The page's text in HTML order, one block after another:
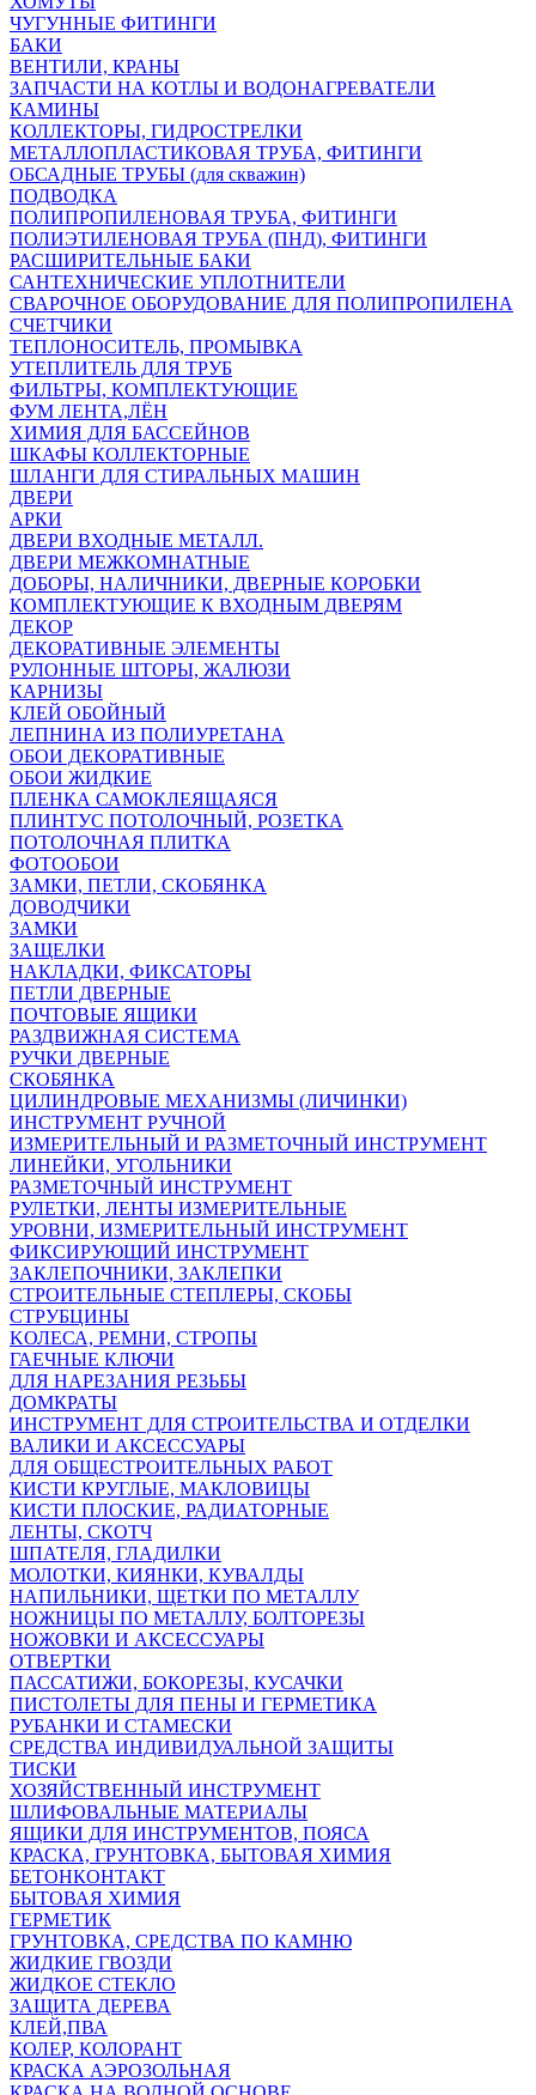
ЧУГУННЫЕ ФИТИНГИ
БАКИ
ВЕНТИЛИ, КРАНЫ
ЗАПЧАСТИ НА КОТЛЫ И ВОДОНАГРЕВАТЕЛИ
КАМИНЫ
КОЛЛЕКТОРЫ, ГИДРОСТРЕЛКИ
МЕТАЛЛОПЛАСТИКОВАЯ ТРУБА, ФИТИНГИ
ОБСАДНЫЕ ТРУБЫ (для скважин)
ПОДВОДКА
ПОЛИПРОПИЛЕНОВАЯ ТРУБА, ФИТИНГИ
ПОЛИЭТИЛЕНОВАЯ ТРУБА (ПНД), ФИТИНГИ
РАСШИРИТЕЛЬНЫЕ БАКИ
САНТЕХНИЧЕСКИЕ УПЛОТНИТЕЛИ
СВАРОЧНОЕ ОБОРУДОВАНИЕ ДЛЯ ПОЛИПРОПИЛЕНА
СЧЕТЧИКИ
ТЕПЛОНОСИТЕЛЬ, ПРОМЫВКА
УТЕПЛИТЕЛЬ ДЛЯ ТРУБ
ФИЛЬТРЫ, КОМПЛЕКТУЮЩИЕ
ФУМ ЛЕНТА,ЛЁН
ХИМИЯ ДЛЯ БАССЕЙНОВ
ШКАФЫ КОЛЛЕКТОРНЫЕ
ШЛАНГИ ДЛЯ СТИРАЛЬНЫХ МАШИН
ДВЕРИ
АРКИ
ДВЕРИ ВХОДНЫЕ МЕТАЛЛ.
ДВЕРИ МЕЖКОМНАТНЫЕ
ДОБОРЫ, НАЛИЧНИКИ, ДВЕРНЫЕ КОРОБКИ
КОМПЛЕКТУЮЩИЕ К ВХОДНЫМ ДВЕРЯМ
ДЕКОР
ДЕКОРАТИВНЫЕ ЭЛЕМЕНТЫ
РУЛОННЫЕ ШТОРЫ, ЖАЛЮЗИ
КАРНИЗЫ
КЛЕЙ ОБОЙНЫЙ
ЛЕПНИНА ИЗ ПОЛИУРЕТАНА
ОБОИ ДЕКОРАТИВНЫЕ
ОБОИ ЖИДКИЕ
ПЛЕНКА САМОКЛЕЯЩАЯСЯ
ПЛИНТУС ПОТОЛОЧНЫЙ, РОЗЕТКА
ПОТОЛОЧНАЯ ПЛИТКА
ФОТООБОИ
ЗАМКИ, ПЕТЛИ, СКОБЯНКА
ДОВОДЧИКИ
ЗАМКИ
ЗАЩЕЛКИ
НАКЛАДКИ, ФИКСАТОРЫ
ПЕТЛИ ДВЕРНЫЕ
ПОЧТОВЫЕ ЯЩИКИ
РАЗДВИЖНАЯ СИСТЕМА
РУЧКИ ДВЕРНЫЕ
СКОБЯНКА
ЦИЛИНДРОВЫЕ МЕХАНИЗМЫ (ЛИЧИНКИ)
ИНСТРУМЕНТ РУЧНОЙ
ИЗМЕРИТЕЛЬНЫЙ И РАЗМЕТОЧНЫЙ ИНСТРУМЕНТ
ЛИНЕЙКИ, УГОЛЬНИКИ
РАЗМЕТОЧНЫЙ ИНСТРУМЕНТ
РУЛЕТКИ, ЛЕНТЫ ИЗМЕРИТЕЛЬНЫЕ
УРОВНИ, ИЗМЕРИТЕЛЬНЫЙ ИНСТРУМЕНТ
ФИКСИРУЮЩИЙ ИНСТРУМЕНТ
ЗАКЛЕПОЧНИКИ, ЗАКЛЕПКИ
СТРОИТЕЛЬНЫЕ СТЕПЛЕРЫ, СКОБЫ
СТРУБЦИНЫ
KОЛЕСА, РЕМНИ, СТРОПЫ
ГАЕЧНЫЕ КЛЮЧИ
ДЛЯ НАРЕЗАНИЯ РЕЗЬБЫ
ДОМКРАТЫ
ИНСТРУМЕНТ ДЛЯ СТРОИТЕЛЬСТВА И ОТДЕЛКИ
ВАЛИКИ И АКСЕССУАРЫ
ДЛЯ ОБЩЕСТРОИТЕЛЬНЫХ РАБОТ
КИСТИ КРУГЛЫЕ, МАКЛОВИЦЫ
КИСТИ ПЛОСКИЕ, РАДИАТОРНЫЕ
ЛЕНТЫ, СКОТЧ
ШПАТЕЛЯ, ГЛАДИЛКИ
МОЛОТКИ, КИЯНКИ, КУВАЛДЫ
НАПИЛЬНИКИ, ЩЕТКИ ПО МЕТАЛЛУ
НОЖНИЦЫ ПО МЕТАЛЛУ, БОЛТОРЕЗЫ
НОЖОВКИ И АКСЕССУАРЫ
ОТВЕРТКИ
ПАССАТИЖИ, БОКОРЕЗЫ, КУСАЧКИ
ПИСТОЛЕТЫ ДЛЯ ПЕНЫ И ГЕРМЕТИКА
РУБАНКИ И СТАМЕСКИ
СРЕДСТВА ИНДИВИДУАЛЬНОЙ ЗАЩИТЫ
ТИСКИ
ХОЗЯЙСТВЕННЫЙ ИНСТРУМЕНТ
ШЛИФОВАЛЬНЫЕ МАТЕРИАЛЫ
ЯЩИКИ ДЛЯ ИНСТРУМЕНТОВ, ПОЯСА
КРАСКА, ГРУНТОВКА, БЫТОВАЯ ХИМИЯ
БЕТОНКОНТАКТ
БЫТОВАЯ ХИМИЯ
ГЕРМЕТИК
ГРУНТОВКА, СРЕДСТВА ПО КАМНЮ
ЖИДКИЕ ГВОЗДИ
ЖИДКОЕ СТЕКЛО
ЗАЩИТА ДЕРЕВА
КЛЕЙ,ПВА
КОЛЕР, КОЛОРАНТ
КРАСКА АЭРОЗОЛЬНАЯ